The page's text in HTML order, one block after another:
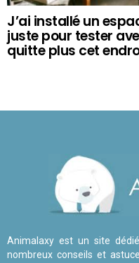
J’ai installé un
juste pour tester
quitte plus cet
Animalaxy est un site
nombreux conseils et